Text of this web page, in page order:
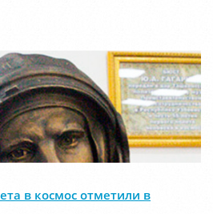
в космос отметили в